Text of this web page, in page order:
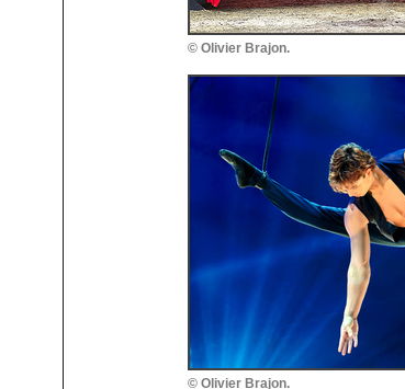
© Olivier Brajon.
© Olivier Brajon.